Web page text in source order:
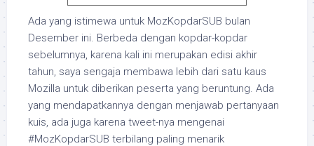
Ada yang istimewa untuk MozKopdarSUB bulan
Desember ini. Berbeda dengan kopdar-kopdar
sebelumnya, karena kali ini merupakan edisi akhir
tahun, saya sengaja membawa lebih dari satu kaus
Mozilla untuk diberikan peserta yang beruntung. Ada
yang mendapatkannya dengan menjawab pertanyaan
kuis, ada juga karena tweet-nya mengenai
#MozKopdarSUB terbilang paling menarik